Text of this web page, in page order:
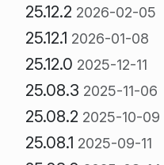
25.12.2 2026-02-05
25.12.1 2026-01-08
25.12.0 2025-12-11
25.08.3 2025-11-06
25.08.2 2025-10-09
25.08.1 2025-09-11